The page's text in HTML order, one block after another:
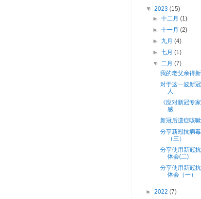
▼ 2023 (15)
►十二月(1)
►十一月(2)
► 九月(4)
►七月(1)
▼二月(7)
我的老父亲得新
对于这一波新
人
《应对新冠专
感
新冠后遗症咳
分享新冠抗病
（三）
分享使用新冠
体会(二)
分享使用新冠
体会（一）
► 2022 (7)